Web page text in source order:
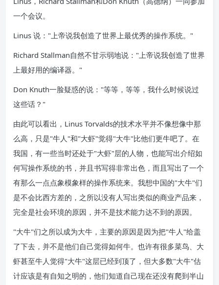
一个会议。
Linus 说："上帝说我创造了世界上最优秀的操作系统。"
Richard Stallman自然不甘示弱地说："上帝说我创造了世界
上最好用的编译器。"
Don Knuth一脸疑惑的说："等等，等等，我什么时候说过
这些话？"
由此可以看出，Linus Torvalds的技术水平并不像想像中那
么高，只是"牛人"和"大虾"觉得"大牛"比他们更牛吧了。在
我国，有一些当时还处于"大虾"层的人物，也能写出介绍如
何写操作系统的书，并且书写得非常出色，而且写出了一个
有那么一点点象模象样的操作系统来。我想中国的"大牛"们
是不会比西方差的，之所以没有人写出类似的商业产品来，
完全是社会环境的原因，并不是技术能力达不到的原因。
"大牛"们之所以成为大牛，主要的原因是因为把"牛人"给盖
了下去，并不是他们自己觉得如何牛。也许有很多菜鸟、大
虾甚至牛人觉得"大牛"这层已经到顶了，但大多数"大牛"估
计应该是有自知之明的，他们知道自己现在还没有爬到半山